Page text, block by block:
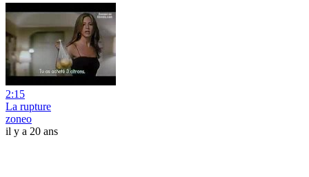
2:15
La rupture
zoneo
il y a 20 ans